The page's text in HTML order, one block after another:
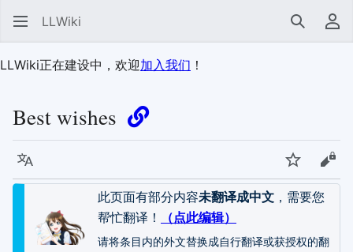
LLWiki 搜索 用
LLWiki正在建设中，欢迎加入我们 ！
Best wishes
语言 监视 查
此页面有部分内容未翻译成中文 ，需要您
帮忙翻译！
（点此编辑）
请将条目内的外文替换成自行翻译或获授权的翻